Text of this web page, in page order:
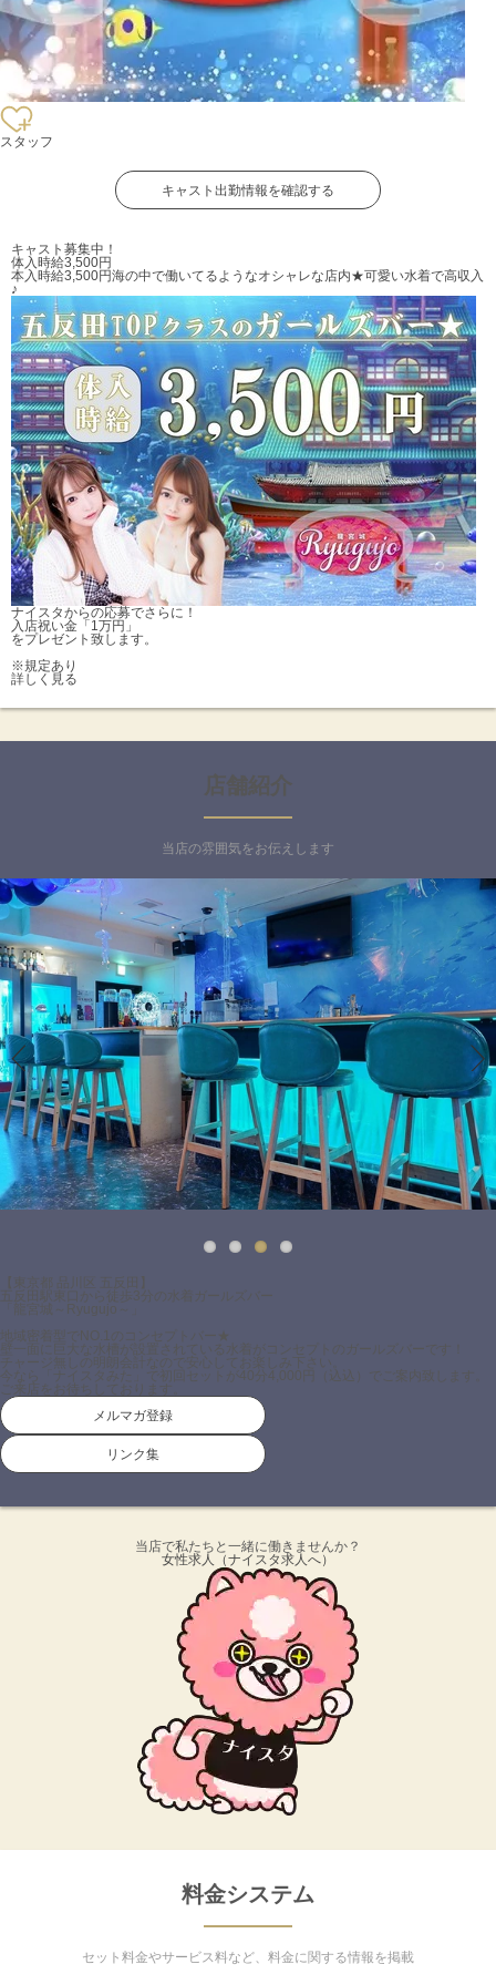
スタッフ
キャスト出勤情報を確認する
キャスト募集中！
体入時給3,500円
本入時給3,500円海の中で働いてるようなオシャレな店内★可愛い水着で高収入
♪
ナイスタからの応募でさらに！
入店祝い金「1万円」
をプレゼント致します。
※規定あり
詳しく見る
店舗紹介
当店の雰囲気をお伝えします
Previous
Next
【東京都 品川区 五反田】
五反田駅東口から徒歩3分の水着ガールズバー
「龍宮城～Ryugujo～」
地域密着型でNO.1のコンセプトバー★
壁一面に巨大な水槽が設置されている水着がコンセプトのガールズバーです！
チャージ無しの明朗会計なので安心してお楽しみ下さい。
今なら「ナイスタみた」で初回セットが40分4,000円（込込）でご案内致します。
ご来店をお待ちしております。
メルマガ登録
リンク集
当店で私たちと一緒に働きませんか？
女性求人
（ナイスタ求人へ）
料金システム
セット料金やサービス料など、料金に関する情報を掲載